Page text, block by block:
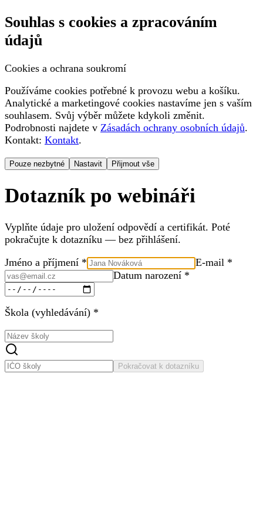
Souhlas s cookies a zpracováním
údajů
Cookies a ochrana soukromí
Používáme cookies potřebné k provozu webu a košíku.
Analytické a marketingové cookies nastavíme jen s vaším
souhlasem. Svůj výběr můžete kdykoli změnit.
Podrobnosti najdete v Zásadách ochrany osobních údajů.
Kontakt: Kontakt.
Pouze nezbytné Nastavit Přijmout vše
Dotazník po webináři
Vyplňte údaje pro uložení odpovědí a certifikát. Poté
pokračujte k dotazníku — bez přihlášení.
Jméno a příjmení *
E-mail *
Datum narození *
Škola (vyhledávání) *
Pokračovat k dotazníku